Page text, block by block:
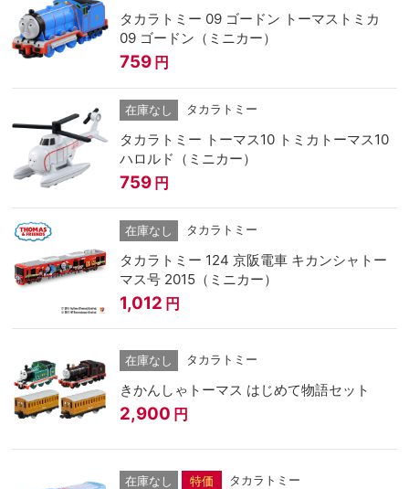
タカラトミー 09 ゴードン トーマストミカ
09 ゴードン（ミニカー）
759 円
在庫なし タカラトミー
タカラトミー トーマス10 トミカトーマス10
ハロルド（ミニカー）
759 円
在庫なし タカラトミー
タカラトミー 124 京阪電車 キカンシャトー
マス号 2015（ミニカー）
1,012 円
在庫なし タカラトミー
きかんしゃトーマス はじめて物語セット
2,900 円
在庫なし 特価 タカラトミー